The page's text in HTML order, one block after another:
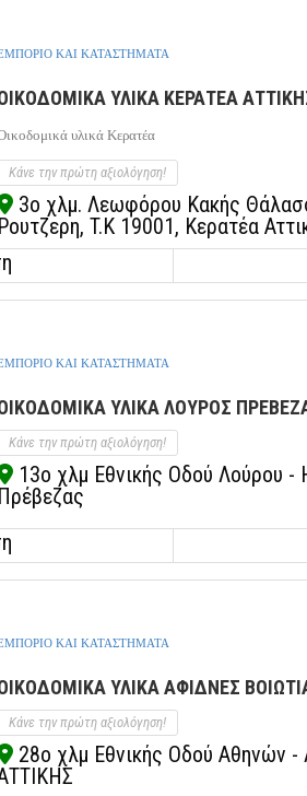
ΚΑΙ ΚΑΤΑΣΤΗΜΑΤΑ
ΥΛΙΚΑ ΚΕΡΑΤΕΑ
υλικά Κερατέα
Κάνε την πρώτη αξιολόγηση!
3ο χλμ. Λεωφόρου Κακής
Ρουτζερη, T.K 19001, Κερατέα
ΚΑΙ ΚΑΤΑΣΤΗΜΑΤΑ
ΥΛΙΚΑ ΛΟΥΡΟΣ
Κάνε την πρώτη αξιολόγηση!
13ο χλμ Εθνικής Οδού Λούρου -
Πρέβεζας
ΚΑΙ ΚΑΤΑΣΤΗΜΑΤΑ
ΥΛΙΚΑ ΑΦΙΔΝΕΣ
Κάνε την πρώτη αξιολόγηση!
28ο χλμ Εθνικής Οδού Αθηνών -